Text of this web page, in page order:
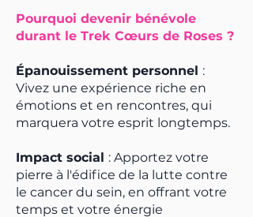
Pourquoi devenir bénévole
durant le Trek Cœurs de Roses ?
Épanouissement personnel :
Vivez une expérience riche en
émotions et en rencontres, qui
marquera votre esprit longtemps.
Impact social : Apportez votre
pierre à l'édifice de la lutte contre
le cancer du sein, en offrant votre
temps et votre énergie